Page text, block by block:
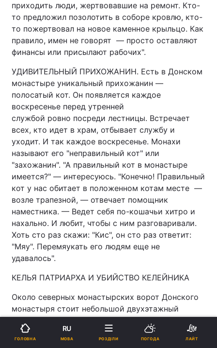
приходить люди, жертвовавшие на ремонт. Кто-
то предложил позолотить в соборе кровлю, кто-
то пожертвовал на новое каменное крыльцо. Как
правило, имен не говорят — просто оставляют
финансы или присылают рабочих".
УДИВИТЕЛЬНЫЙ ПРИХОЖАНИН. Есть в Донском
монастыре уникальный прихожанин —
полосатый кот. Он появляется каждое
воскресенье перед утренней
службой ровно посреди лестницы. Встречает
всех, кто идет в храм, отбывает службу и
уходит. И так каждое воскресенье. Монахи
называют его "неправильный кот" или
"захожанин". "А правильный кот в монастыре
имеется?" — интересуюсь. "Конечно! Правильный
кот у нас обитает в положенном котам месте —
возле трапезной, — отвечает помощник
наместника. — Ведет себя по-кошачьи хитро и
нахально. И любит, чтобы с ним разговаривали.
Хоть сто раз скажи: "Кис", он сто раз ответит:
"Мяу". Перемяукать его людям еще не
удавалось".
КЕЛЬЯ ПАТРИАРХА И УБИЙСТВО КЕЛЕЙНИКА
Около северных монастырских ворот Донского
монастыря стоит небольшой двухэтажный
держали под арестом первого всероссийского
ГОЛОВНА
RU
МОВА РОЗДІЛИ ПОГОДА ЛАЙТ